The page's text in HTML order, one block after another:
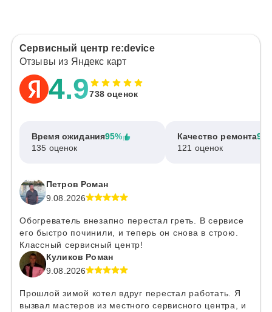
Сервисный центр re:device
Отзывы из Яндекс карт
4.9738 оценок
Время ожидания95%
135 оценок
Качество ремонта
121 оценок
Петров Роман
9.08.2026
Обогреватель внезапно перестал греть. В сервисе
его быстро починили, и теперь он снова в строю.
Классный сервисный центр!
Куликов Роман
9.08.2026
Прошлой зимой котел вдруг перестал работать. Я
вызвал мастеров из местного сервисного центра, и